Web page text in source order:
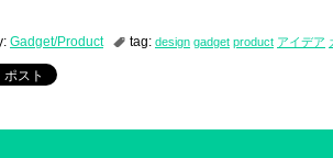
Gadget/Product tag: design gadget product アイデア